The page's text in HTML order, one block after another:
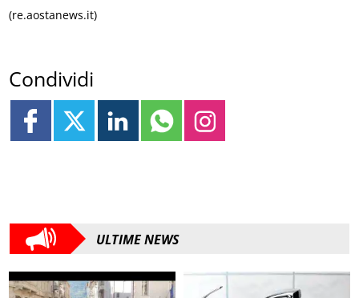
(re.aostanews.it)
Condividi
ULTIME NEWS